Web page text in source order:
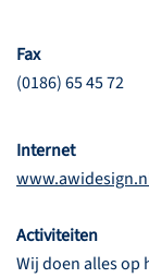
Fax
(0186) 65 45 72
Internet
Activiteiten
Wij doen alles op